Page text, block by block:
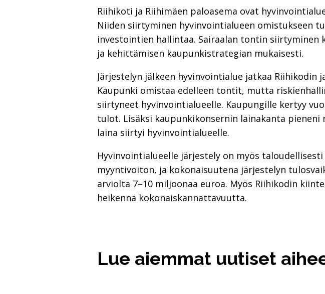
Riihikoti ja Riihimäen paloasema ovat
Niiden siirtyminen hyvinvointialueen omistukseen
investointien hallintaa. Sairaalan tontin siirtyminen
ja kehittämisen kaupunkistrategian mukaisesti.
Järjestelyn jälkeen hyvinvointialue jatkaa
Kaupunki omistaa edelleen tontit, mutta
siirtyneet hyvinvointialueelle. Kaupungille kertyy
tulot. Lisäksi kaupunkikonsernin lainakanta
laina siirtyi hyvinvointialueelle.
Hyvinvointialueelle järjestely on myös
myyntivoiton, ja kokonaisuutena järjestelyn
arviolta 7–10 miljoonaa euroa. Myös Riihikodin
heikennä kokonaiskannattavuutta.
Lue aiemmat uutiset